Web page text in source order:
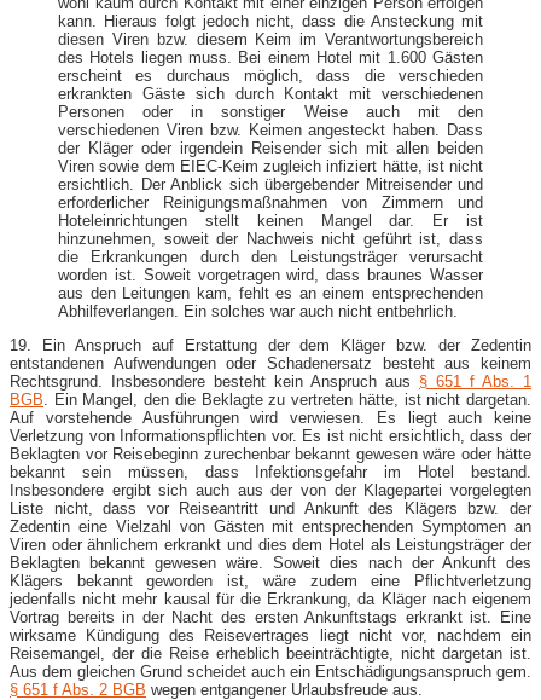
kann. Hieraus folgt jedoch nicht, dass die Ansteckung mit
diesen Viren bzw. diesem Keim im Verantwortungsbereich
des Hotels liegen muss. Bei einem Hotel mit 1.600 Gästen
erscheint es durchaus möglich, dass die verschieden
erkrankten Gäste sich durch Kontakt mit verschiedenen
Personen oder in sonstiger Weise auch mit den
verschiedenen Viren bzw. Keimen angesteckt haben. Dass
der Kläger oder irgendein Reisender sich mit allen beiden
Viren sowie dem EIEC-Keim zugleich infiziert hätte, ist nicht
ersichtlich. Der Anblick sich übergebender Mitreisender und
erforderlicher Reinigungsmaßnahmen von Zimmern und
Hoteleinrichtungen stellt keinen Mangel dar. Er ist
hinzunehmen, soweit der Nachweis nicht geführt ist, dass
die Erkrankungen durch den Leistungsträger verursacht
worden ist. Soweit vorgetragen wird, dass braunes Wasser
aus den Leitungen kam, fehlt es an einem entsprechenden
Abhilfeverlangen. Ein solches war auch nicht entbehrlich.
19. Ein Anspruch auf Erstattung der dem Kläger bzw. der Zedentin
entstandenen Aufwendungen oder Schadenersatz besteht aus keinem
Rechtsgrund. Insbesondere besteht kein Anspruch aus § 651 f Abs. 1
BGB . Ein Mangel, den die Beklagte zu vertreten hätte, ist nicht dargetan.
Auf vorstehende Ausführungen wird verwiesen. Es liegt auch keine
Verletzung von Informationspflichten vor. Es ist nicht ersichtlich, dass der
Beklagten vor Reisebeginn zurechenbar bekannt gewesen wäre oder hätte
bekannt sein müssen, dass Infektionsgefahr im Hotel bestand.
Insbesondere ergibt sich auch aus der von der Klagepartei vorgelegten
Liste nicht, dass vor Reiseantritt und Ankunft des Klägers bzw. der
Zedentin eine Vielzahl von Gästen mit entsprechenden Symptomen an
Viren oder ähnlichem erkrankt und dies dem Hotel als Leistungsträger der
Beklagten bekannt gewesen wäre. Soweit dies nach der Ankunft des
Klägers bekannt geworden ist, wäre zudem eine Pflichtverletzung
jedenfalls nicht mehr kausal für die Erkrankung, da Kläger nach eigenem
Vortrag bereits in der Nacht des ersten Ankunftstags erkrankt ist. Eine
wirksame Kündigung des Reisevertrages liegt nicht vor, nachdem ein
Reisemangel, der die Reise erheblich beeinträchtigte, nicht dargetan ist.
Aus dem gleichen Grund scheidet auch ein Entschädigungsanspruch gem.
§ 651 f Abs. 2 BGB wegen entgangener Urlaubsfreude aus.